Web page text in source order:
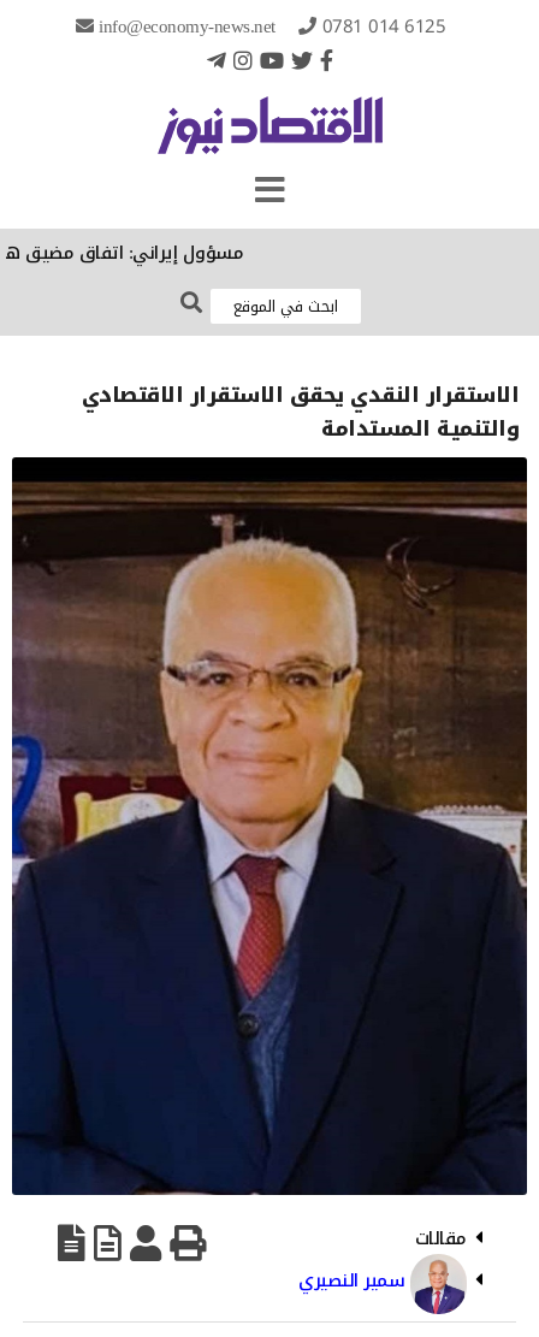
info@economy-news.net 0781 014 6125
مسؤول إيراني: اتفاق مضيق هرمز
الاستقرار النقدي يحقق الاستقرار الاقتصادي
والتنمية المستدامة
مقالات
سمير النصيري